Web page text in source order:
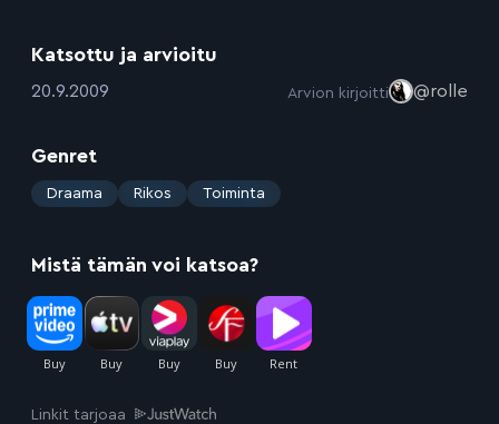
Katsottu ja arvioitu
:20.9.2009 Arvion kirjoitti @rolle
Genret
: Draama Rikos Toiminta
Mistä tämän voi katsoa?
Linkit tarjoaa